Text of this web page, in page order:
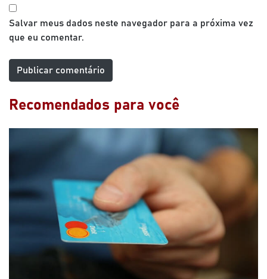
Salvar meus dados neste navegador para a próxima vez
que eu comentar.
Recomendados para você